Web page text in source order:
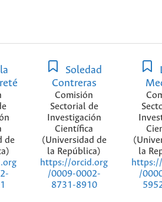
de
Soledad
Contreras
Comisión
Sectorial de
Investigación
Científica
(Universidad de
la República)
https://orcid.org
/0009-0002-
8731-8910
la
/